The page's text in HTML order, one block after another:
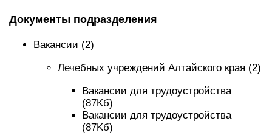
Документы подразделения
Вакансии (2)
Лечебных учреждений Алтайского края (2)
Вакансии для трудоустройства
(87Kб)
Вакансии для трудоустройства
(87Kб)